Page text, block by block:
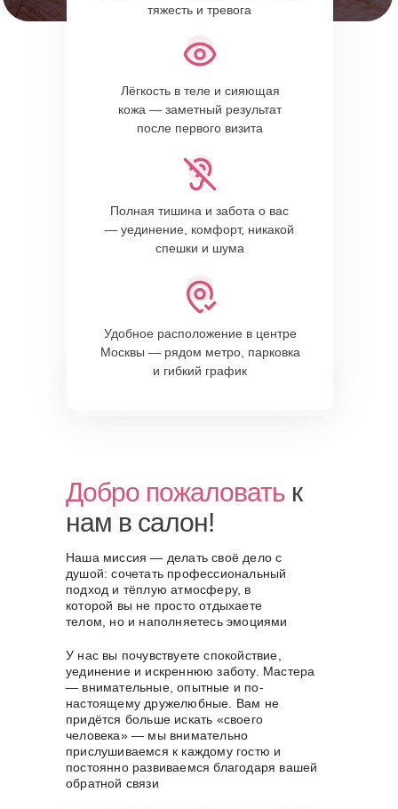
Лёгкость в теле и сияющая
кожа — заметный результат
после первого визита
Полная тишина и забота о вас
— уединение, комфорт, никакой
спешки и шума
Удобное расположение в центре
Москвы — рядом метро, парковка
и гибкий график
тяжесть и тревога
У нас вы почувствуете спокойствие,
уединение и искреннюю заботу. Мастера
— внимательные, опытные и по-
настоящему дружелюбные. Вам не
придётся больше искать «своего
человека» — мы внимательно
прислушиваемся к каждому гостю и
постоянно развиваемся благодаря вашей
обратной связи
Наша миссия — делать своё дело с
душой: сочетать профессиональный
подход и тёплую атмосферу, в
которой вы не просто отдыхаете
телом, но и наполняетесь эмоциями
Добро пожаловать к
нам в салон!